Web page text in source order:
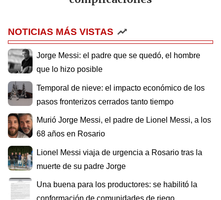
NOTICIAS MÁS VISTAS
Jorge Messi: el padre que se quedó, el hombre
que lo hizo posible
Temporal de nieve: el impacto económico de los
pasos fronterizos cerrados tanto tiempo
Murió Jorge Messi, el padre de Lionel Messi, a los
68 años en Rosario
Lionel Messi viaja de urgencia a Rosario tras la
muerte de su padre Jorge
Una buena para los productores: se habilitó la